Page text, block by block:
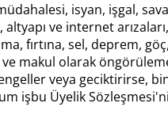
isyan, işgal,
altyapı ve internet
fırtına, sel, deprem,
makul olarak
veya geciktirirse,
işbu Üyelik